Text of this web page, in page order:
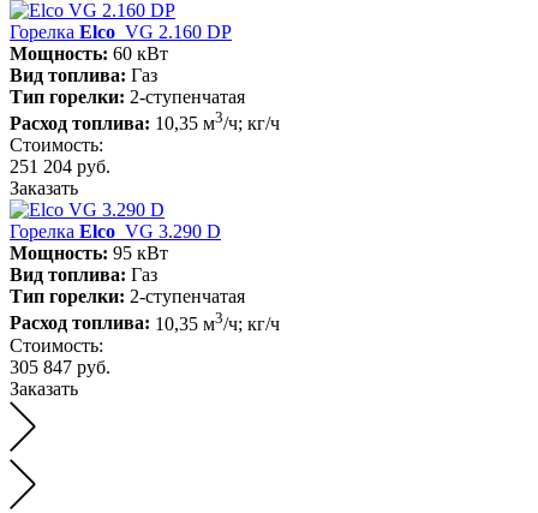
Горелка Elco VG 2.160 DP
Мощность: 60 кВт
Вид топлива: Газ
Тип горелки: 2-ступенчатая
Расход топлива: 10,35 м3/ч; кг/ч
Стоимость:
251 204 руб.
Заказать
Горелка Elco VG 3.290 D
Мощность: 95 кВт
Вид топлива: Газ
Тип горелки: 2-ступенчатая
Расход топлива: 10,35 м3/ч; кг/ч
Стоимость:
305 847 руб.
Заказать